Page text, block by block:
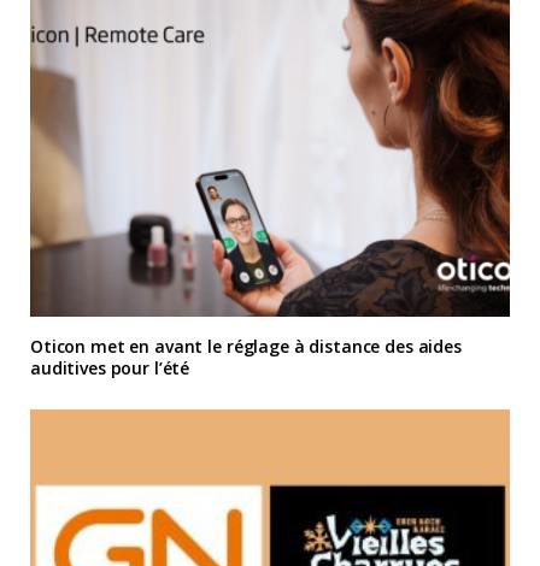
Oticon met en avant le réglage à distance des aides
auditives pour l’été